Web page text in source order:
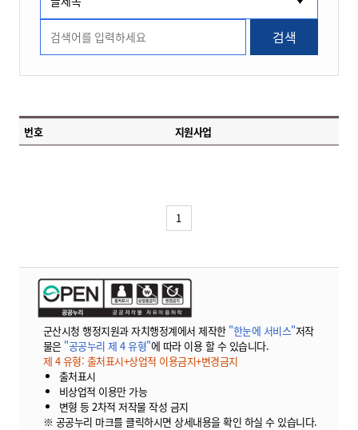
검색
번호 지원사업
1
군산시청 행정지원과 자치행정계에서 제작한 "한눈에 서비스"저작
물은 "공공누리 제 4 유형"에 따라 이용 할 수 있습니다.
제 4 유형: 출처표시+상업적 이용금지+변경금지
출처표시
비상업적 이용만 가능
변형 등 2차적 저작물 작성 금지
※ 공공누리 마크를 클릭하시면 상세내용을 확인 하실 수 있습니다.